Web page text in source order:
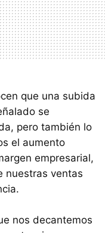
que una subida
se
pero también lo
el aumento
empresarial,
nuestras ventas
nos decantemos